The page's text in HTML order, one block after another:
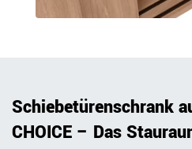
Schiebetürenschrank
CHOICE – Das